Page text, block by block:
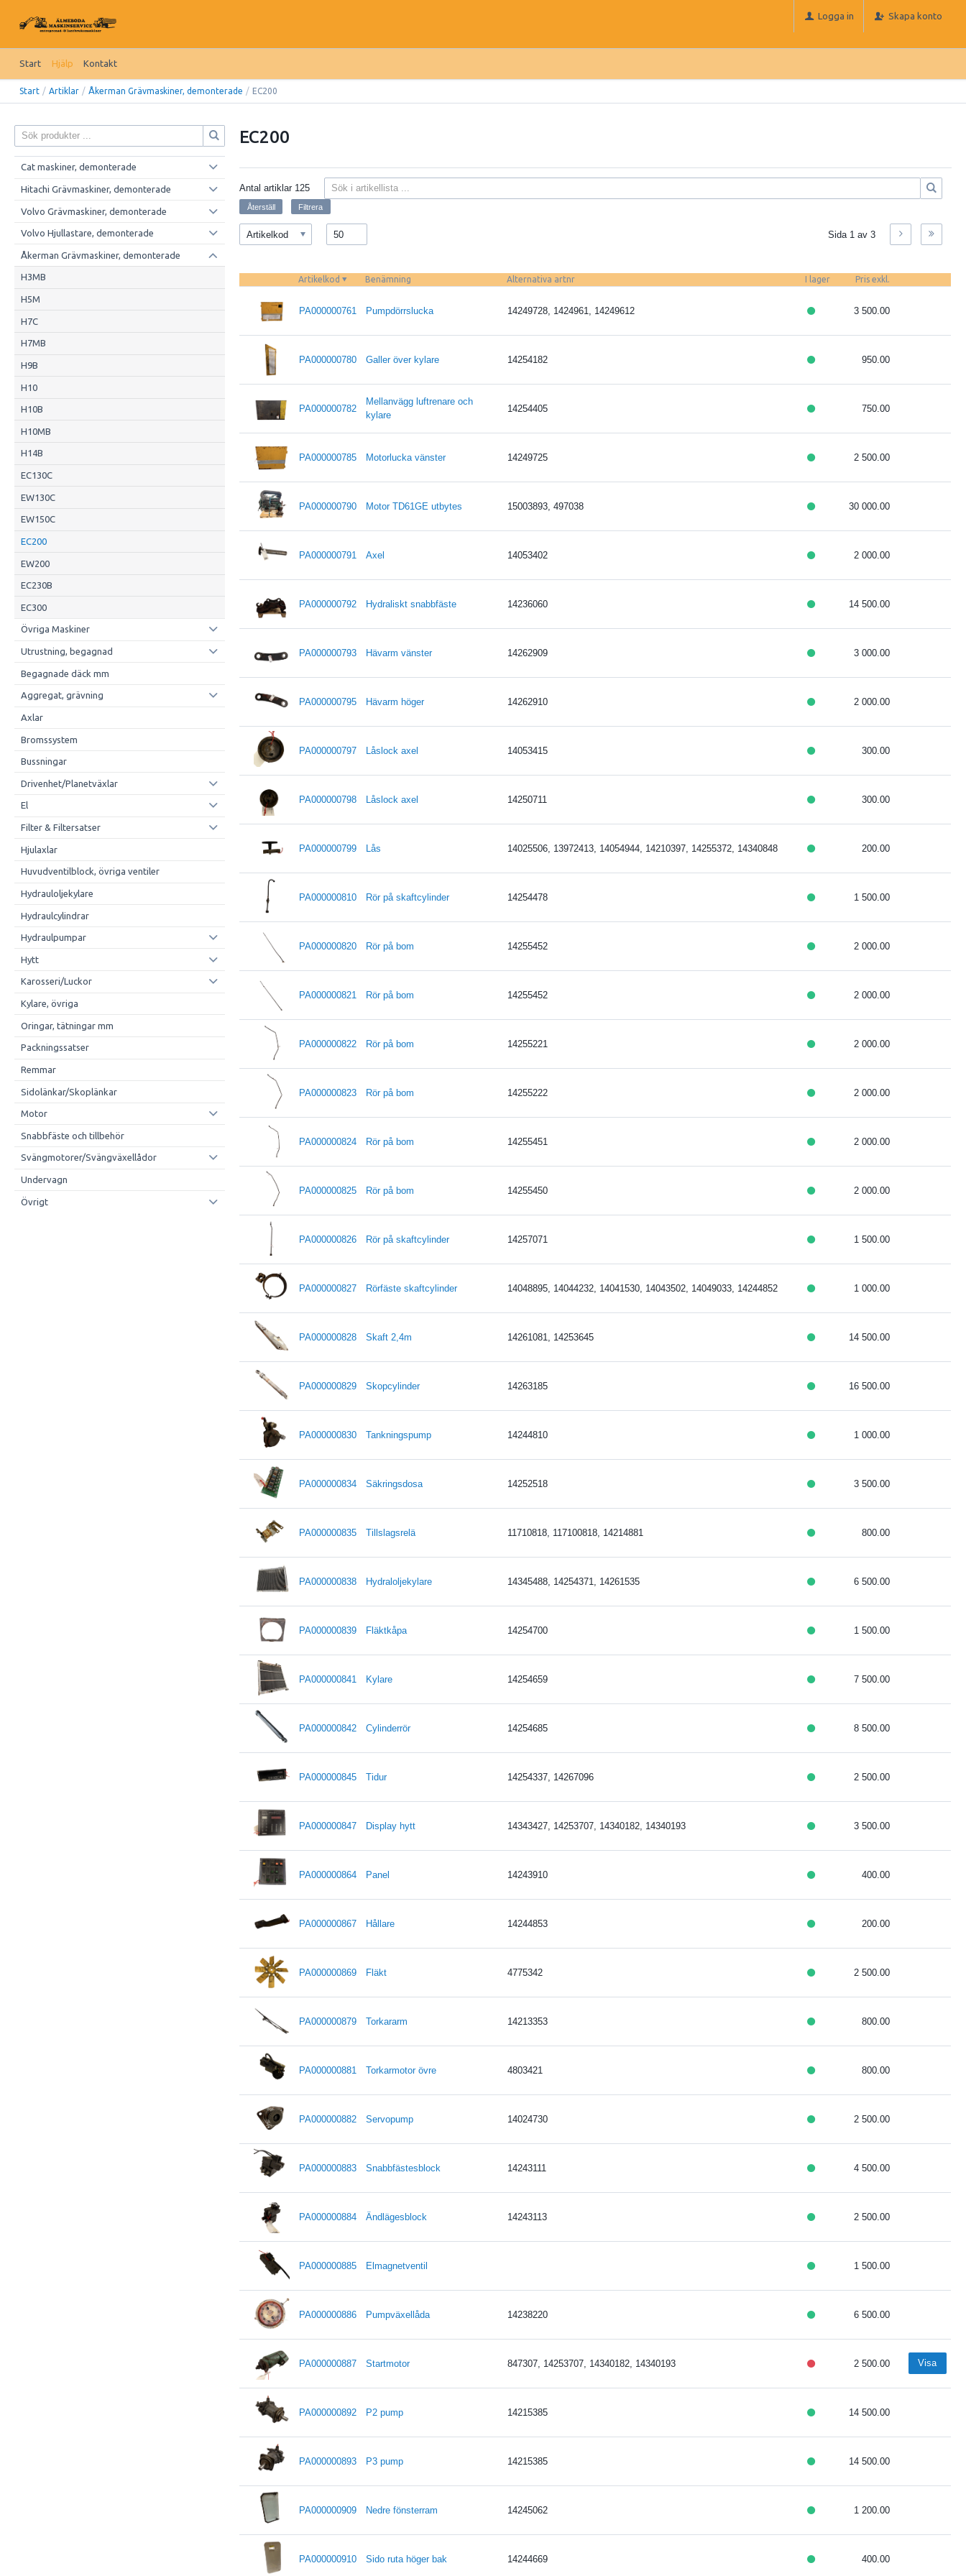
Logga in Skapa konto
Start Hjälp Kontakt
Start / Artiklar / Åkerman Grävmaskiner, demonterade / EC200
Cat maskiner, demonterade
Hitachi Grävmaskiner, demonterade
Volvo Grävmaskiner, demonterade
Volvo Hjullastare, demonterade
Åkerman Grävmaskiner, demonterade
H3MB
H5M
H7C
H7MB
H9B
H10
H10B
H10MB
H14B
EC130C
EW130C
EW150C
EC200
EW200
EC230B
EC300
Övriga Maskiner
Utrustning, begagnad
Begagnade däck mm
Aggregat, grävning
Axlar
Bromssystem
Bussningar
Drivenhet/Planetväxlar
El
Filter & Filtersatser
Hjulaxlar
Huvudventilblock, övriga ventiler
Hydrauloljekylare
Hydraulcylindrar
Hydraulpumpar
Hytt
Karosseri/Luckor
Kylare, övriga
Oringar, tätningar mm
Packningssatser
Remmar
Sidolänkar/Skoplänkar
Motor
Snabbfäste och tillbehör
Svängmotorer/Svängväxellådor
Undervagn
Övrigt
EC200
Antal artiklar 125
Artikelkod 50 Sida 1 av 3
Artikelkod Benämning Alternativa artnr I lager Pris exkl.
PA000000761 Pumpdörrslucka 14249728, 1424961, 14249612 3 500.00
PA000000780 Galler över kylare 14254182 950.00
PA000000782
Mellanvägg luftrenare och
kylare
14254405 750.00
PA000000785 Motorlucka vänster 14249725 2 500.00
PA000000790 Motor TD61GE utbytes 15003893, 497038 30 000.00
PA000000791 Axel 14053402 2 000.00
PA000000792 Hydraliskt snabbfäste 14236060 14 500.00
PA000000793 Hävarm vänster 14262909 3 000.00
PA000000795 Hävarm höger 14262910 2 000.00
PA000000797 Låslock axel 14053415 300.00
PA000000798 Låslock axel 14250711 300.00
PA000000799 Lås 14025506, 13972413, 14054944, 14210397, 14255372, 14340848 200.00
PA000000810 Rör på skaftcylinder 14254478 1 500.00
PA000000820 Rör på bom 14255452 2 000.00
PA000000821 Rör på bom 14255452 2 000.00
PA000000822 Rör på bom 14255221 2 000.00
PA000000823 Rör på bom 14255222 2 000.00
PA000000824 Rör på bom 14255451 2 000.00
PA000000825 Rör på bom 14255450 2 000.00
PA000000826 Rör på skaftcylinder 14257071 1 500.00
PA000000827 Rörfäste skaftcylinder 14048895, 14044232, 14041530, 14043502, 14049033, 14244852 1 000.00
PA000000828 Skaft 2,4m 14261081, 14253645 14 500.00
PA000000829 Skopcylinder 14263185 16 500.00
PA000000830 Tankningspump 14244810 1 000.00
PA000000834 Säkringsdosa 14252518 3 500.00
PA000000835 Tillslagsrelä 11710818, 117100818, 14214881 800.00
PA000000838 Hydraloljekylare 14345488, 14254371, 14261535 6 500.00
PA000000839 Fläktkåpa 14254700 1 500.00
PA000000841 Kylare 14254659 7 500.00
PA000000842 Cylinderrör 14254685 8 500.00
PA000000845 Tidur 14254337, 14267096 2 500.00
PA000000847 Display hytt 14343427, 14253707, 14340182, 14340193 3 500.00
PA000000864 Panel 14243910 400.00
PA000000867 Hållare 14244853 200.00
PA000000869 Fläkt 4775342 2 500.00
PA000000879 Torkararm 14213353 800.00
PA000000881 Torkarmotor övre 4803421 800.00
PA000000882 Servopump 14024730 2 500.00
PA000000883 Snabbfästesblock 14243111 4 500.00
PA000000884 Ändlägesblock 14243113 2 500.00
PA000000885 Elmagnetventil 1 500.00
PA000000886 Pumpväxellåda 14238220 6 500.00
PA000000887 Startmotor 847307, 14253707, 14340182, 14340193 2 500.00 Visa
PA000000892 P2 pump 14215385 14 500.00
PA000000893 P3 pump 14215385 14 500.00
PA000000909 Nedre fönsterram 14245062 1 200.00
PA000000910 Sido ruta höger bak 14244669 400.00